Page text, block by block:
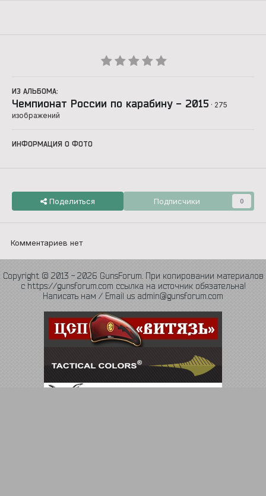
ИЗ АЛЬБОМА:
Чемпионат России по карабину - 2015 · 275
изображений
ИНФОРМАЦИЯ О ФОТО
Поделиться Подписчики 0
Комментариев нет
Copyright © 2013 - 2026 GunsForum. При копировании материалов
с https://gunsforum.com ссылка на источник обязательна!
Написать нам / Email us admin@gunsforum.com